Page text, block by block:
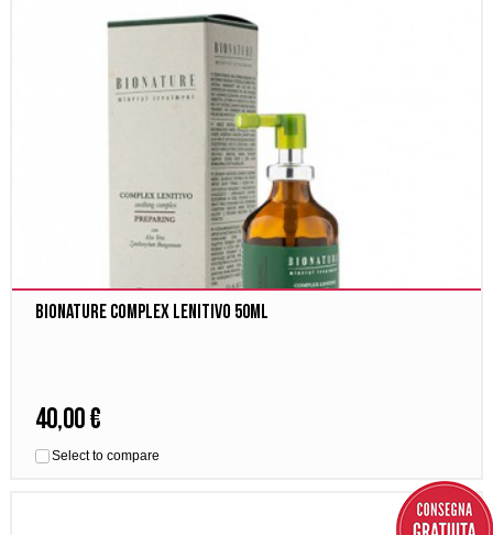
Bionature Complex Lenitivo 50ml
40,00 €
Select to compare